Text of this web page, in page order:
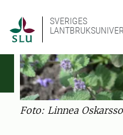
SVERIGES
Foto: Linnea